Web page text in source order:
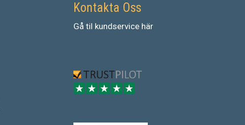
Kontakta Oss
Gå til kundservice här